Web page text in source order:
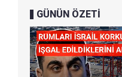
GÜNÜN ÖZETİ